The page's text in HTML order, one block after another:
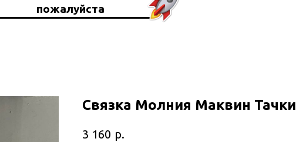
пожалуйста
Связка Молния Маквин Тачки
3 160 р.